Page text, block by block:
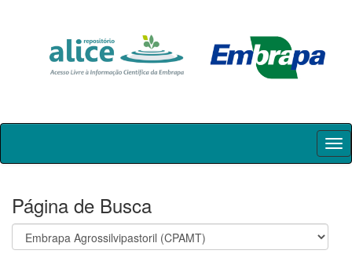
Skip
Página de Busca